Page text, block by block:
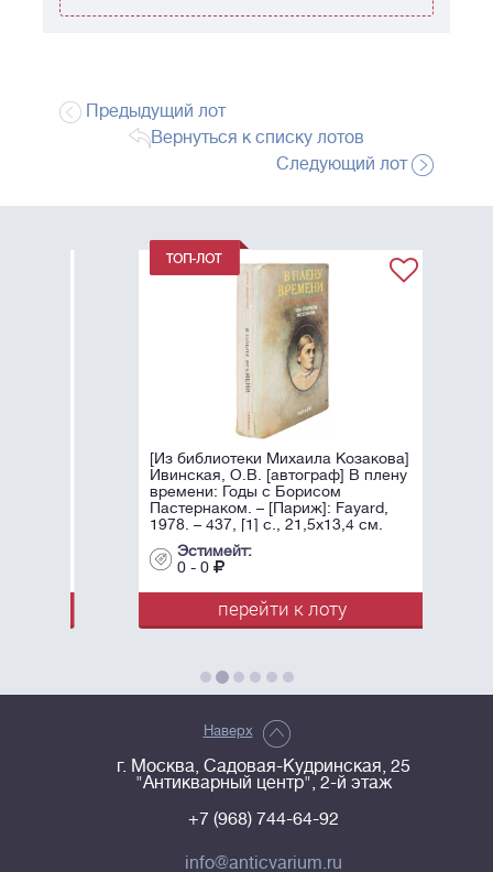
Предыдущий лот
Вернуться к списку лотов
Следующий лот
[Из библиотеки Михаила Козакова]
Ивинская, О.В. [автограф] В плену
времени: Годы с Борисом
Пастернаком. – [Париж]: Fayard,
1978. – 437, [1] c., 21,5х13,4 см.
Эстимейт:
0 - 0
перейти к лоту
Наверх
г. Москва, Садовая-Кудринская, 25
"Антикварный центр", 2-й этаж
+7 (968) 744-64-92
info@anticvarium.ru